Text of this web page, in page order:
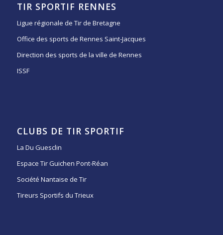
TIR SPORTIF RENNES
Ligue régionale de Tir de Bretagne
Office des sports de Rennes Saint-Jacques
Direction des sports de la ville de Rennes
ISSF
CLUBS DE TIR SPORTIF
La Du Guesclin
Espace Tir Guichen Pont-Réan
Société Nantaise de Tir
Tireurs Sportifs du Trieux